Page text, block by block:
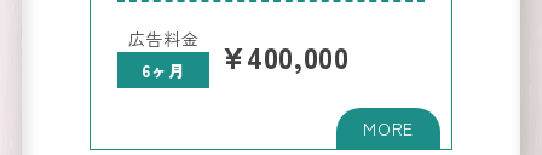
広告料金
6ヶ月
¥400,000